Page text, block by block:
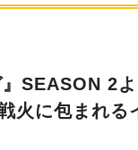
SEASON 2
に包まれる